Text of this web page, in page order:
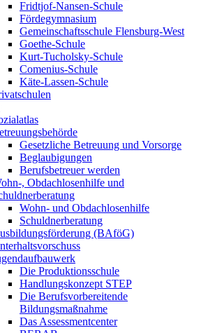
Fridtjof-Nansen-Schule
Fördegymnasium
Gemeinschaftsschule Flensburg-West
Goethe-Schule
Kurt-Tucholsky-Schule
Comenius-Schule
Käte-Lassen-Schule
Gesetzliche Betreuung und Vorsorge
Beglaubigungen
Berufsbetreuer werden
, Obdachlosenhilfe und
Wohn- und Obdachlosenhilfe
Schuldnerberatung
(BAföG)
Die Produktionsschule
Handlungskonzept STEP
Die Berufsvorbereitende
Bildungsmaßnahme
Das Assessmentcenter